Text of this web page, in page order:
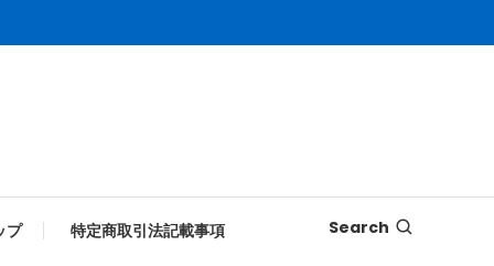
プ 特定商取引法記載事項 Search